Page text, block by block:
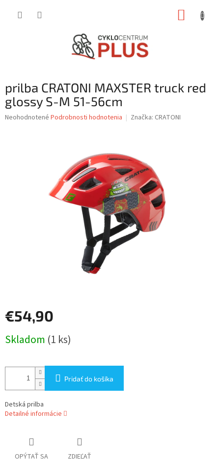
prilba CRATONI MAXSTER truck red
glossy S-M 51-56cm
Priemerné
Neohodnotené Podrobnosti hodnotenia Značka: CRATONI
€54,90
cena:
Skladom (1 ks)
Pridať do košíka
Detská prilba
Detailné informácie
OPÝTAŤ SA ZDIEĽAŤ